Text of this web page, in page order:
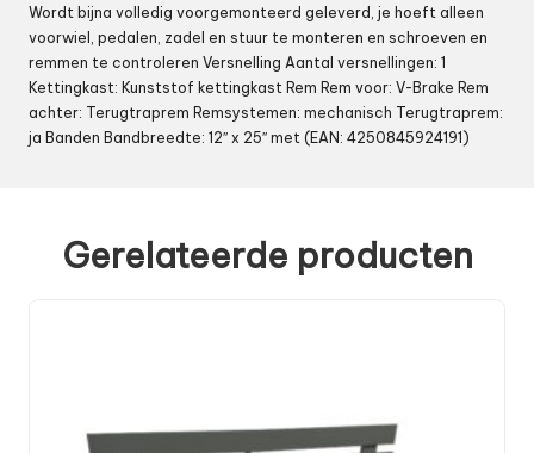
Wordt bijna volledig voorgemonteerd geleverd, je hoeft alleen
voorwiel, pedalen, zadel en stuur te monteren en schroeven en
remmen te controleren Versnelling Aantal versnellingen: 1
Kettingkast: Kunststof kettingkast Rem Rem voor: V-Brake Rem
achter: Terugtraprem Remsystemen: mechanisch Terugtraprem:
ja Banden Bandbreedte: 12″ x 25″ met (EAN: 4250845924191)
Gerelateerde producten